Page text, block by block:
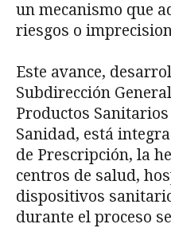
un mecanismo que
riesgos o
Este avance,
Subdirección
Productos
Sanidad, está
de Prescripción, la
centros de salud,
dispositivos
durante el proceso